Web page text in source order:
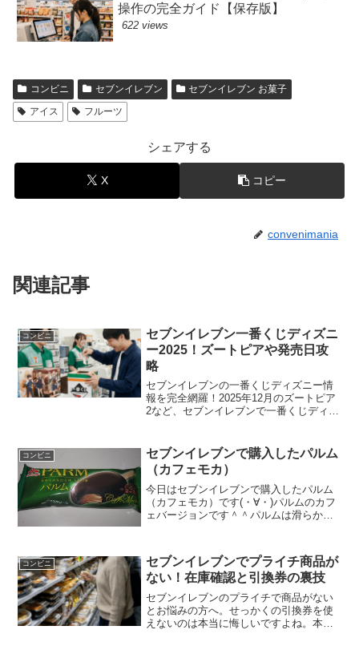
操作の完全ガイド【保存版】
622 views
コンビニ セブンイレブン
セブンイレブン お菓子
アイス
フルーツ
シェアする
X コピー
convenimania
関連記事
コンビニ
セブンイレブン一番くじディズニ
ー2025！ズートピアや発売日攻
略
セブンイレブンの一番くじディズニー情
報を完全網羅！2025年12月のズートピア
2など、セブンイレブンで一番くじディズ
くじとの違いや取扱店舗の探し方も解説
した必読の攻略ガイドです。
コンビニ
セブンイレブンで購入したパルム
（カフェモカ）
今日はセブンイレブンで購入したパルム
（カフェモカ）です(・∀・)パルムのカフ
ェバージョンです＾＾パルムは滑らかさ
り忘れました＾＾食べた感想セブンイレ
ブンでパルムを購入...
コンビニ
セブンイレブンでプライチ商品が
ない！在庫確認と引換券の裏技
セブンイレブンのプライチで商品がない
とお悩みの方へ。せっかくの引換券を使
えないのは本当に悔しいですよね。本記